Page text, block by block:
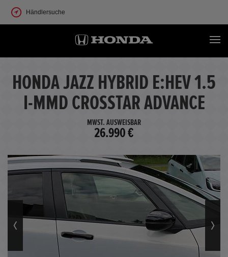
Händlersuche
HONDA JAZZ HYBRID E:HEV 1.5
I-MMD CROSSTAR ADVANCE
MWST. AUSWEISBAR
26.990 €